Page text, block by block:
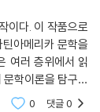
본다면, '좋은 나
인 이름은 이 작
디아 가문의 몰락
없이 되풀이 한다.
이다. 이 작품으로
아메리카 문학을
여러 층위에서 읽
학이론을 탐구하
.
0 댓글0